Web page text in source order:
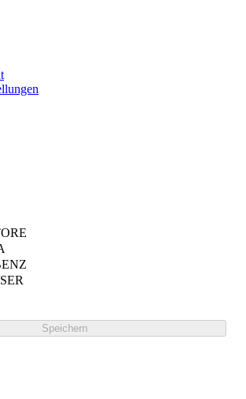
Speichern